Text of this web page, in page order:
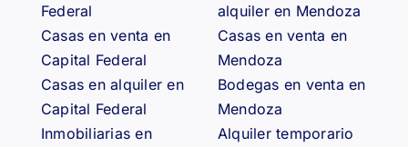
Federal
Casas en venta en
Capital Federal
Casas en alquiler en
Capital Federal
Inmobiliarias en
alquiler en Mendoza
Casas en venta en
Mendoza
Bodegas en venta en
Mendoza
Alquiler temporario